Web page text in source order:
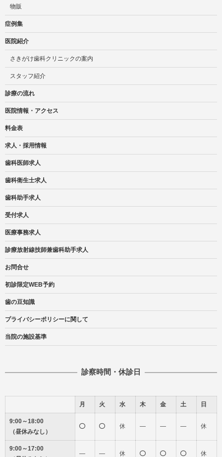
物販
症例集
医院紹介
さきがけ歯科クリニックの案内
スタッフ紹介
診療の流れ
医院情報・アクセス
料金表
求人・採用情報
歯科医師求人
歯科衛生士求人
歯科助手求人
受付求人
医療事務求人
診療放射線技師兼歯科助手求人
お問合せ
初診限定WEB予約
歯の豆知識
プライバシーポリシーに関して
当院の施設基準
診察時間・休診日
月 火 水 木 金 土 日
9:00～18:00
（昼休みなし）
休 ― ― ― 休
9:00～17:00
― ― 休 休